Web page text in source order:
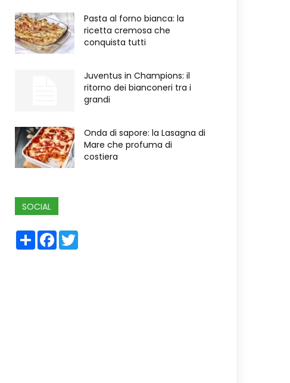
Pasta al forno bianca: la
ricetta cremosa che
conquista tutti
Juventus in Champions: il
ritorno dei bianconeri tra i
grandi
Onda di sapore: la Lasagna di
Mare che profuma di
costiera
SOCIAL
ShareFacebook